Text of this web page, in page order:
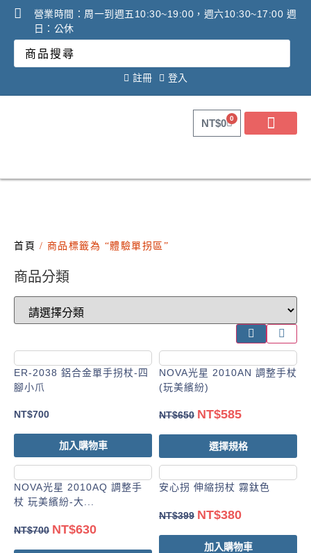
營業時間：周一到週五10:30~19:00，週六10:30~17:00 週
日：公休
註冊 登入
NT$0 0
首頁 / 商品標籤為 “體驗單拐區”
商品分類
ER-2038 鋁合金單手拐杖-四
腳小爪
NT$700
加入購物車
NOVA光星 2010AN 調整手杖
(玩美繽紛)
NT$650 NT$585
選擇規格
NOVA光星 2010AQ 調整手
杖 玩美繽紛-大...
NT$700 NT$630
安心拐 伸縮拐杖 霧鈦色
NT$399 NT$380
加入購物車